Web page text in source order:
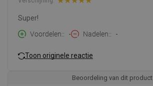
Super!
Voordelen:
- Nadelen: -
Toon originele reactie
Beoordeling van dit product